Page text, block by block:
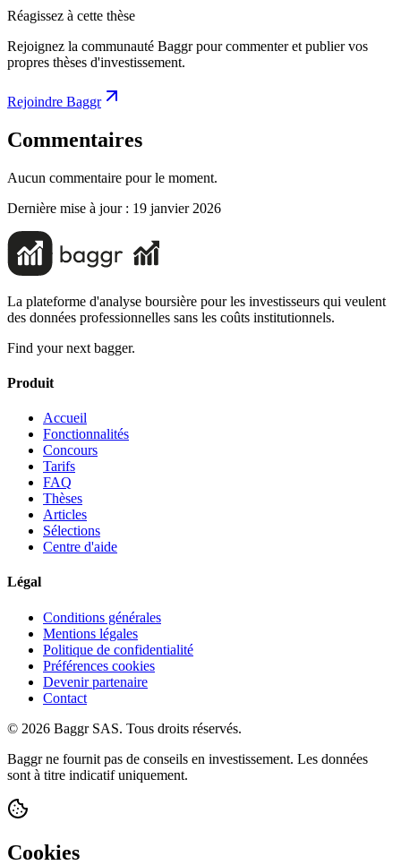
Réagissez à cette thèse
Rejoignez la communauté Baggr pour commenter et publier vos
propres thèses d'investissement.
Rejoindre Baggr
Commentaires
Aucun commentaire pour le moment.
Dernière mise à jour : 19 janvier 2026
La plateforme d'analyse boursière pour les investisseurs qui veulent
des données professionnelles sans les coûts institutionnels.
Find your next bagger.
Produit
Accueil
Fonctionnalités
Concours
Tarifs
FAQ
Thèses
Articles
Sélections
Centre d'aide
Légal
Conditions générales
Mentions légales
Politique de confidentialité
Préférences cookies
Devenir partenaire
Contact
© 2026 Baggr SAS. Tous droits réservés.
Baggr ne fournit pas de conseils en investissement. Les données
sont à titre indicatif uniquement.
Cookies